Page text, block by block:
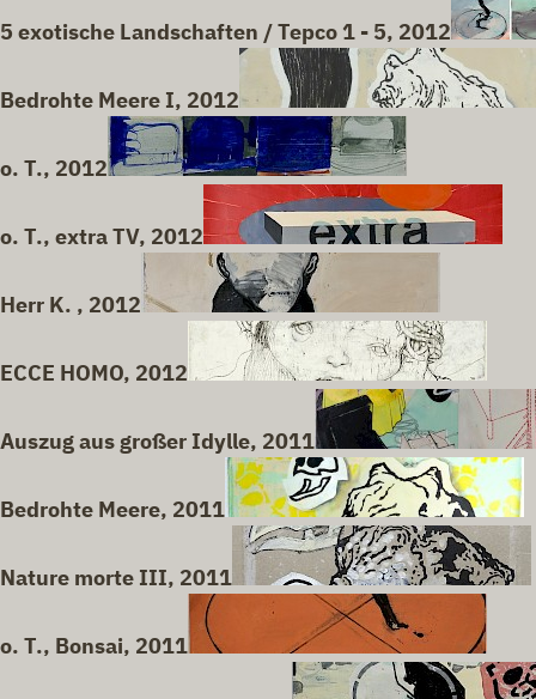
5 exotische Landschaften / Tepco 1 - 5, 2012
Bedrohte Meere I, 2012
o. T., 2012
o. T., extra TV, 2012
Herr K. , 2012
ECCE HOMO, 2012
Auszug aus großer Idylle, 2011
Bedrohte Meere, 2011
Nature morte III, 2011
o. T., Bonsai, 2011